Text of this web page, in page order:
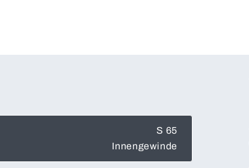
S 65
Innengewinde